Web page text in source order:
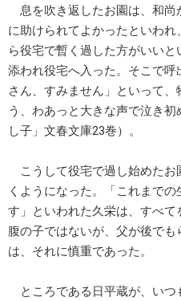
息を吹き返したお園は、和尚
に助けられてよかったといわ
ら役宅で暫く過した方がいい
添われ役宅へ入った。そこで
さん、すみません」といって
う、わあっと大きな声で泣き
し子」文春文庫23巻）。
こうして役宅で過し始めたお
くようになった。「これまで
す」といわれた久栄は、すべ
腹の子ではないが、父が後で
は、それに慎重であった。
ところである日平蔵が、いつ